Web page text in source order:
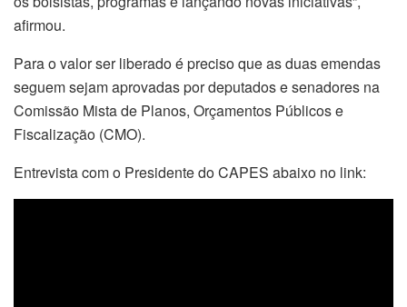
afirmou.
Para o valor ser liberado é preciso que as duas emendas
seguem sejam aprovadas por deputados e senadores na
Comissão Mista de Planos, Orçamentos Públicos e
Fiscalização (CMO).
Entrevista com o Presidente do CAPES abaixo no link: